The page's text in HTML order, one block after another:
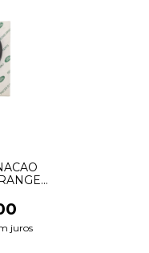
juros